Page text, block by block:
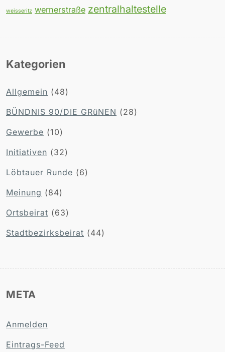
weisseritz wernerstraße zentralhaltestelle
Kategorien
Allgemein (48)
BÜNDNIS 90/DIE GRüNEN (28)
Gewerbe (10)
Initiativen (32)
Löbtauer Runde (6)
Meinung (84)
Ortsbeirat (63)
Stadtbezirksbeirat (44)
META
Anmelden
Eintrags-Feed